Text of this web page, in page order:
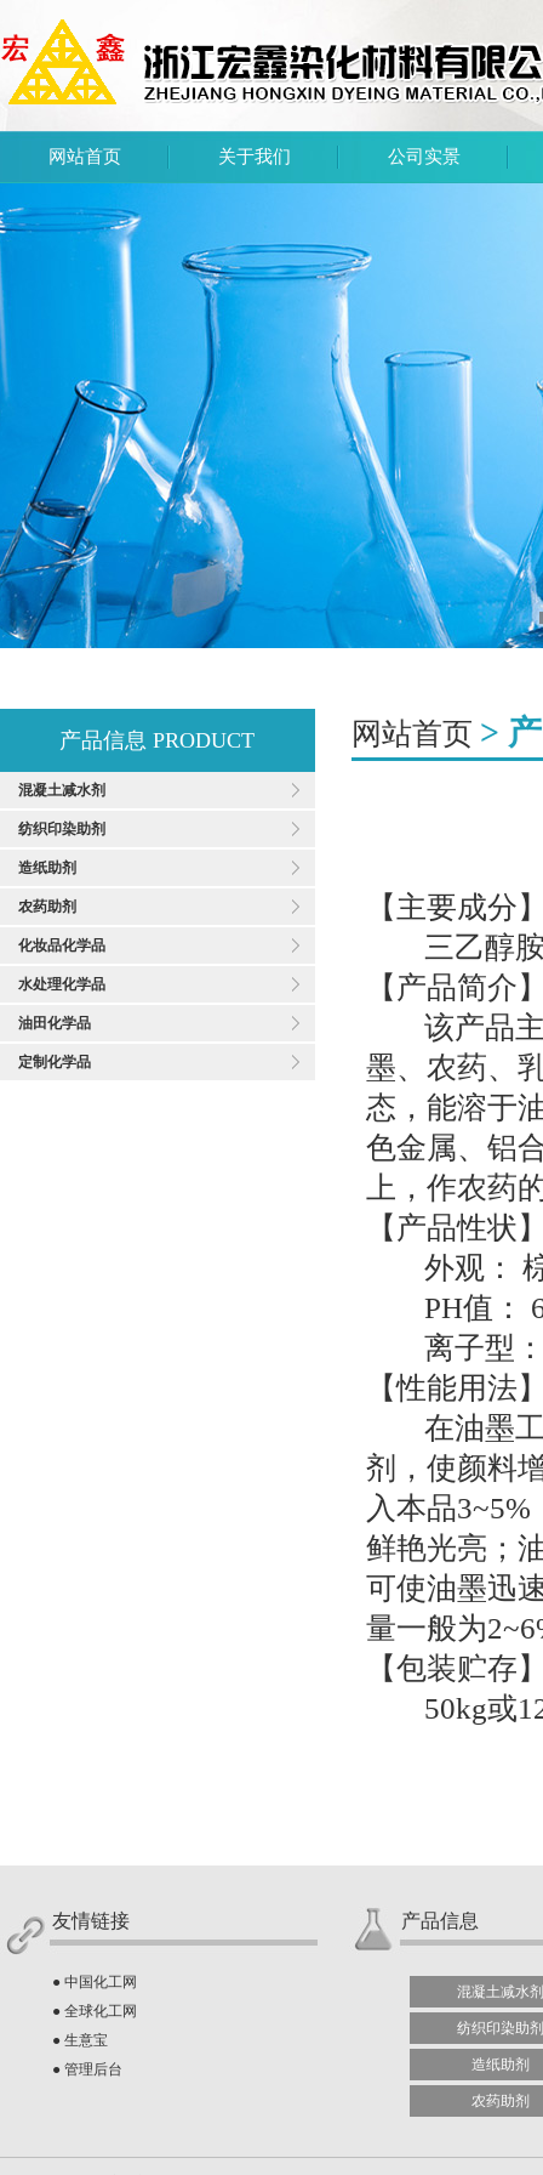
网站首页 关于我们 公司实景
产品信息PRODUCT
混凝土减水剂
纺织印染助剂
造纸助剂
农药助剂
化妆品化学品
水处理化学品
油田化学品
定制化学品
网站首页 >
【主要成分
三乙醇胺
【产品简介
该产品主
墨、农药、
态，能溶于
色金属、铝
上，作农药
【产品性状
外观：
PH值：
离子型
【性能用法
在油墨
剂，使颜料
入本品
鲜艳光亮；
可使油墨迅
量一般为
【包装贮存
50kg或
友情链接
● 中国化工网
● 全球化工网
● 生意宝
● 管理后台
产品信息
混凝土减水剂
纺织印染助剂
造纸助剂
农药助剂